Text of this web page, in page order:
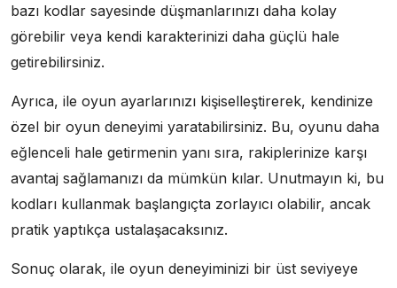
bazı kodlar sayesinde düşmanlarınızı daha kolay
görebilir veya kendi karakterinizi daha güçlü hale
getirebilirsiniz.
Ayrıca, ile oyun ayarlarınızı kişiselleştirerek, kendinize
özel bir oyun deneyimi yaratabilirsiniz. Bu, oyunu daha
eğlenceli hale getirmenin yanı sıra, rakiplerinize karşı
avantaj sağlamanızı da mümkün kılar. Unutmayın ki, bu
kodları kullanmak başlangıçta zorlayıcı olabilir, ancak
pratik yaptıkça ustalaşacaksınız.
Sonuç olarak, ile oyun deneyiminizi bir üst seviyeye